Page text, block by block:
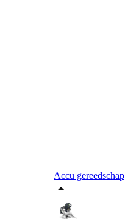
Accu gereedschap